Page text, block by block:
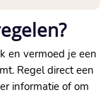
en vermoed je een
Regel direct een
informatie of om